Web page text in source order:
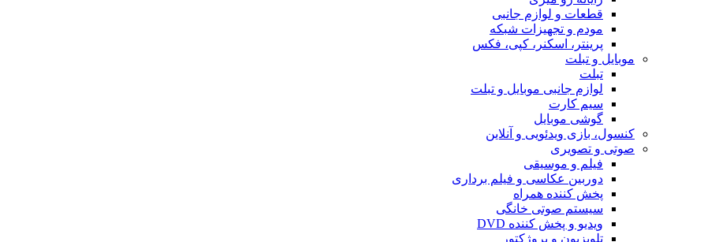
قطعات و لوازم جانبی
مودم و تجهیزات شبکه
پرینتر، اسکنر، کپی، فکس
موبایل و تبلت
تبلت
لوازم جانبی موبایل و تبلت
سیم کارت
گوشی موبایل
کنسول، بازی‌ ویدئویی و آنلاین
صوتی و تصویری
فیلم و موسیقی
دوربین عکاسی و فیلم برداری
پخش کننده همراه
سیستم صوتی خانگی
ویدیو و پخش کننده DVD
تلویزیون و پروژکتور